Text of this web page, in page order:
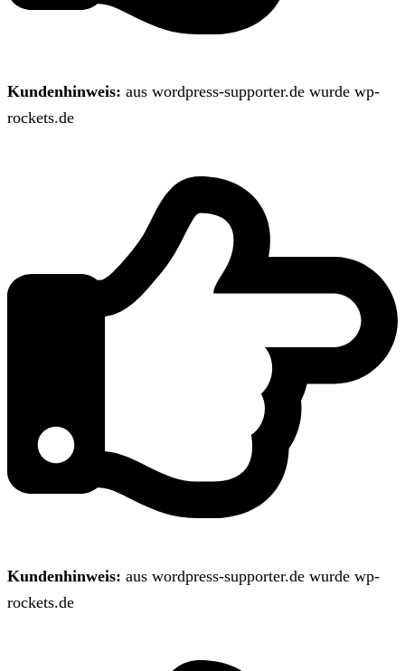
Kundenhinweis: aus wordpress-supporter.de wurde wp-
rockets.de
Kundenhinweis: aus wordpress-supporter.de wurde wp-
rockets.de